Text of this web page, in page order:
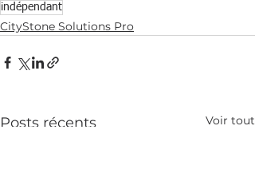
indépendant
CityStone Solutions Pro
Posts récents Voir tout